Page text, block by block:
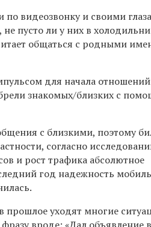
видеозвонку и своими
пусто ли у них в
общаться с родными
для начала
знакомых/близких с
с близкими, поэтому
согласно
и рост трафика абсолютное
год надежность
прошлое уходят многие